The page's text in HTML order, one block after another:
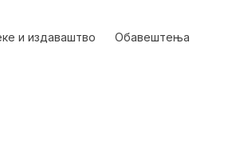
и издаваштво Обавештења